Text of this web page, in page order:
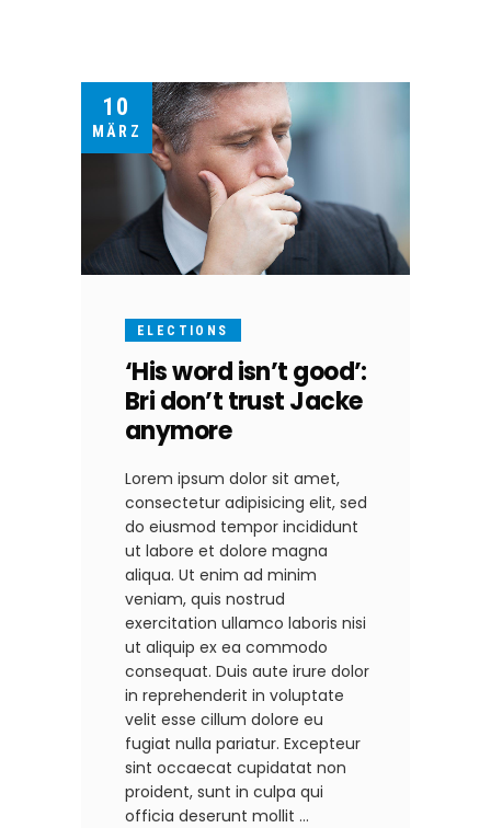
10
MÄRZ
ELECTIONS
‘His word isn’t good’:
Bri don’t trust Jacke
anymore
Lorem ipsum dolor sit amet,
consectetur adipisicing elit, sed
do eiusmod tempor incididunt
ut labore et dolore magna
aliqua. Ut enim ad minim
veniam, quis nostrud
exercitation ullamco laboris nisi
ut aliquip ex ea commodo
consequat. Duis aute irure dolor
in reprehenderit in voluptate
velit esse cillum dolore eu
fugiat nulla pariatur. Excepteur
sint occaecat cupidatat non
proident, sunt in culpa qui
officia deserunt mollit